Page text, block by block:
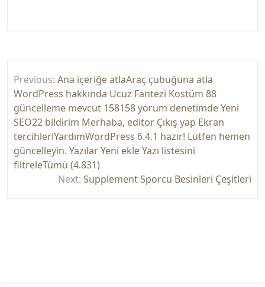
gezinmesi
Previous: Ana içeriğe atlaAraç çubuğuna atla
WordPress hakkında Ucuz Fantezi Kostüm 88
güncelleme mevcut 158158 yorum denetimde Yeni
SEO22 bildirim Merhaba, editor Çıkış yap Ekran
tercihleriYardımWordPress 6.4.1 hazır! Lütfen hemen
güncelleyin. Yazılar Yeni ekle Yazı listesini
filtreleTümü (4.831)
Next: Supplement Sporcu Besinleri Çeşitleri